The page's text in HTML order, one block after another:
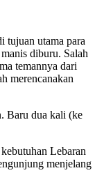
tujuan utama para
diburu. Salah
temannya dari
merencanakan
Baru dua kali (ke
Lebaran
menjelang